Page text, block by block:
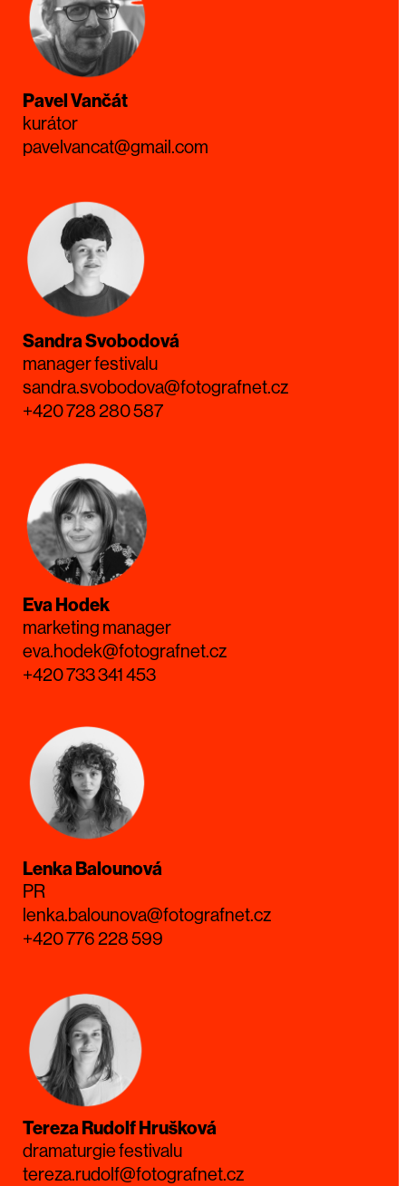
Pavel Vančát
kurátor
pavelvancat@gmail.com
Sandra Svobodová
manager festivalu
sandra.svobodova@fotografnet.cz
+420 728 280 587
Eva Hodek
marketing manager
eva.hodek@fotografnet.cz
+420 733 341 453
Lenka Balounová
PR
lenka.balounova@fotografnet.cz
+420 776 228 599
Tereza Rudolf Hrušková
dramaturgie festivalu
tereza.rudolf@fotografnet.cz